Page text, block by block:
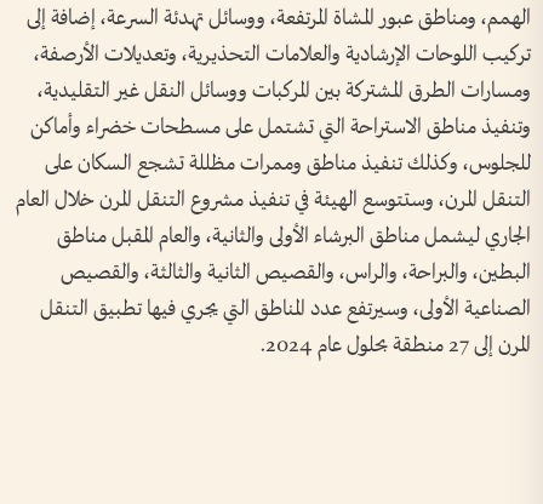
الهمم، ومناطق عبور المشاة المرتفعة، ووسائل تهدئة السرعة، إضافة إلى
تركيب اللوحات الإرشادية والعلامات التحذيرية، وتعديلات الأرصفة،
ومسارات الطرق المشتركة بين المركبات ووسائل النقل غير التقليدية،
وتنفيذ مناطق الاستراحة التي تشتمل على مسطحات خضراء وأماكن
للجلوس، وكذلك تنفيذ مناطق وممرات مظللة تشجع السكان على
التنقل المرن، وستتوسع الهيئة في تنفيذ مشروع التنقل المرن خلال العام
الجاري ليشمل مناطق البرشاء الأولى والثانية، والعام المقبل مناطق
البطين، والبراحة، والراس، والقصيص الثانية والثالثة، والقصيص
الصناعية الأولى، وسيرتفع عدد المناطق التي يجري فيها تطبيق التنقل
المرن إلى 27 منطقة بحلول عام 2024.